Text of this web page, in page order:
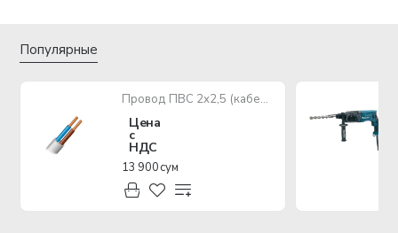
Популярные
Провод ПВС 2х2,5 (кабель медный многожильный)
Цена
с
НДС
13 900 сум